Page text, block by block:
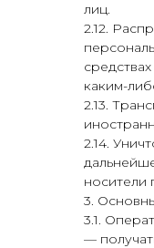
лиц.
2.12.
каким-
2.13.
2.14.
носители
3.
3.1.
—